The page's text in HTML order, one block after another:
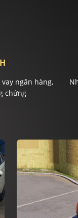
ngân hàng,
chứng